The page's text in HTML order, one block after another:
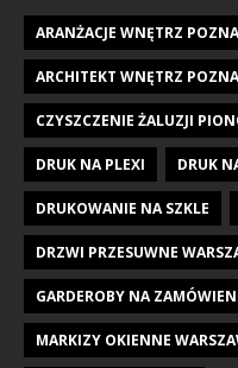
ARANŻACJE WNĘTRZ
ARCHITEKT WNĘTRZ
CZYSZCZENIE ŻALUZJI
DRUK NA PLEXI DRUK
DRUKOWANIE NA SZKLE
DRZWI PRZESUWNE
GARDEROBY NA
MARKIZY OKIENNE